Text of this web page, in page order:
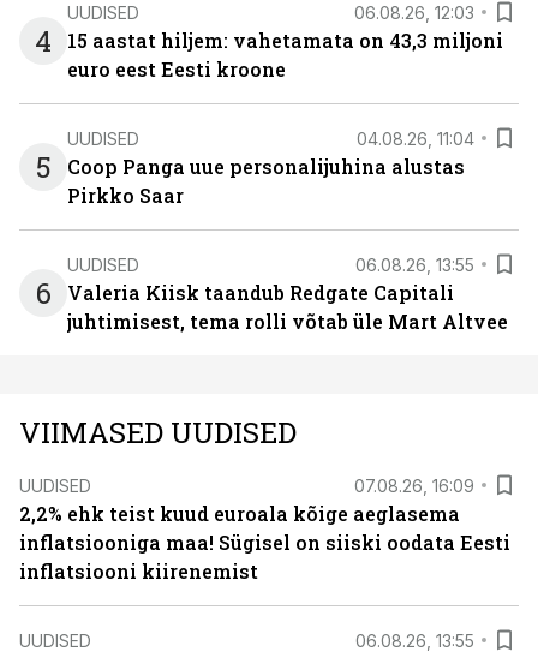
4
UUDISED 06.08.26, 12:03
15 aastat hiljem: vahetamata on 43,3 miljoni
euro eest Eesti kroone
5
UUDISED 04.08.26, 11:04
Coop Panga uue personalijuhina alustas
Pirkko Saar
6
UUDISED 06.08.26, 13:55
Valeria Kiisk taandub Redgate Capitali
juhtimisest, tema rolli võtab üle Mart Altvee
VIIMASED UUDISED
UUDISED 07.08.26, 16:09
2,2% ehk teist kuud euroala kõige aeglasema
inflatsiooniga maa! Sügisel on siiski oodata Eesti
inflatsiooni kiirenemist
UUDISED 06.08.26, 13:55